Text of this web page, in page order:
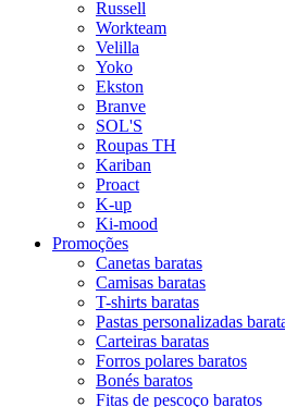
Russell
Workteam
Velilla
Yoko
Ekston
Branve
SOL'S
Roupas TH
Kariban
Proact
K-up
Ki-mood
Promoções
Canetas baratas
Camisas baratas
T-shirts baratas
Pastas personalizadas
Carteiras baratas
Forros polares baratos
Bonés baratos
Fitas de pescoço baratos